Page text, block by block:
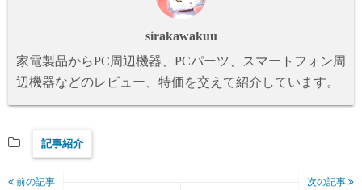
sirakawakuu
家電製品からPC周辺機器、PCパーツ、スマートフォン周
辺機器などのレビュー、特価を交えて紹介しています。
記事紹介
前の記事 次の記事